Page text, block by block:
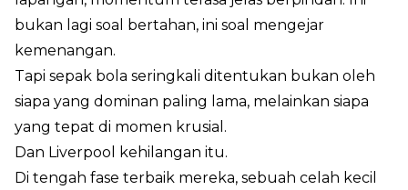
bukan lagi soal bertahan, ini soal mengejar
kemenangan.
Tapi sepak bola seringkali ditentukan bukan oleh
siapa yang dominan paling lama, melainkan siapa
yang tepat di momen krusial.
Dan Liverpool kehilangan itu.
Di tengah fase terbaik mereka, sebuah celah kecil